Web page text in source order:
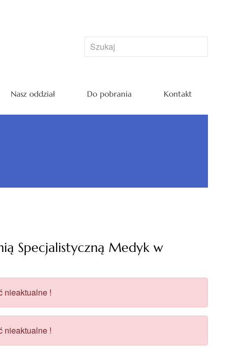
Nasz oddział Do pobrania Kontakt
Specjalistyczną Medyk w
nieaktualne !
nieaktualne !